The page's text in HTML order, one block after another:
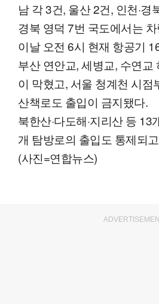
남 각 3건, 울산 2건, 인천·경
경북 영덕 7번 국도에서는
이날 오전 6시 현재 항공기
부산 연안교, 세병교, 수연교
이 막혔고, 서울 청계천 시점
산책로도 출입이 금지됐다.
북한산·다도해·지리산 등
개 탐방로의 출입도 통제되
(사진=연합뉴스)